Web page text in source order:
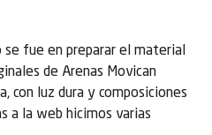
fue en preparar el material
de Arenas Movican
con luz dura y composiciones
a la web hicimos varias